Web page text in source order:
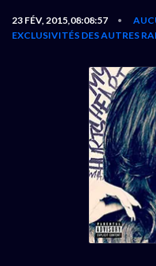
23 FÉV, 2015,08:08:57 •
EXCLUSIVITÉS DES AUTRES